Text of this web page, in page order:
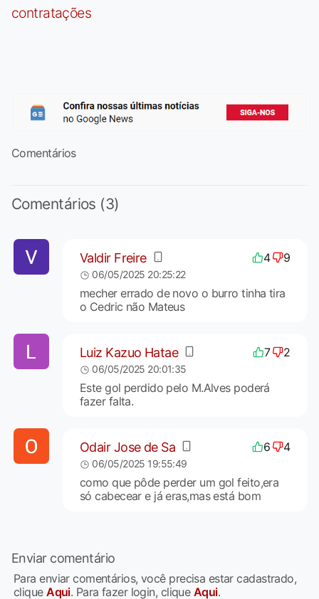
contratações
Comentários
Comentários (3)
Valdir Freire 4 9
06/05/2025 20:25:22
mecher errado de novo o burro tinha tira
o Cedric não Mateus
Luiz Kazuo Hatae 7 2
06/05/2025 20:01:35
Este gol perdido pelo M.Alves poderá
fazer falta.
Odair Jose de Sa 6 4
06/05/2025 19:55:49
como que pôde perder um gol feito,era
só cabecear e já eras,mas está bom
Enviar comentário
Para enviar comentários, você precisa estar cadastrado,
cliqueAqui. Para fazer login, clique Aqui.